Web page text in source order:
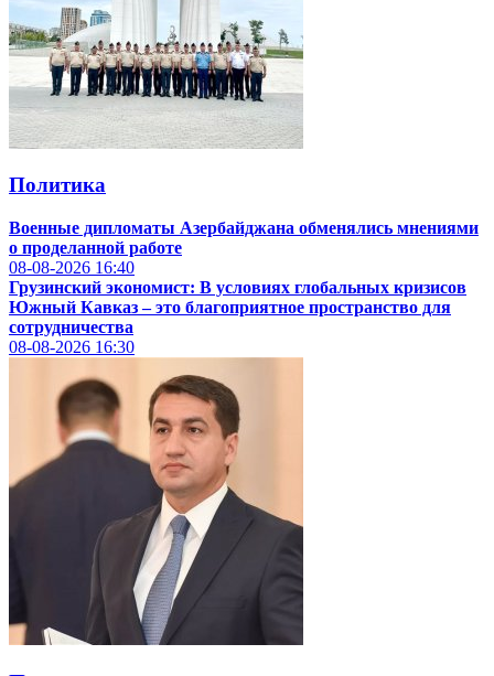
Политика
Военные дипломаты Азербайджана обменялись мнениями
о проделанной работе
08-08-2026 16:40
Грузинский экономист: В условиях глобальных кризисов
Южный Кавказ – это благоприятное пространство для
сотрудничества
08-08-2026 16:30